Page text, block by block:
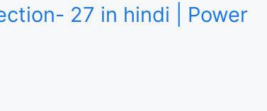
Section- 27 in hindi | Power